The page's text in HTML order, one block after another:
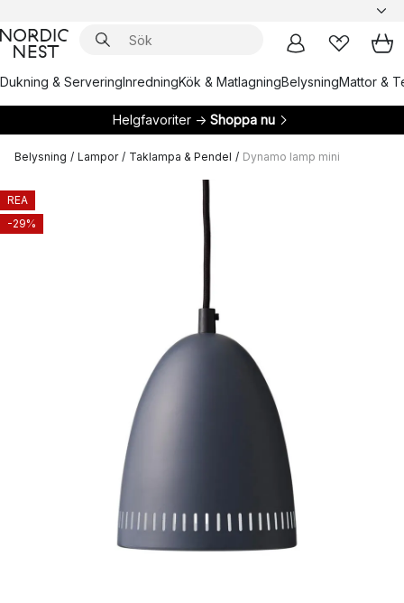
Dukning & ServeringInredningKök & MatlagningBelysningMattor &
Helgfavoriter → Shoppa nu
Belysning / Lampor / Taklampa & Pendel / Dynamo lamp mini
REA
-29%